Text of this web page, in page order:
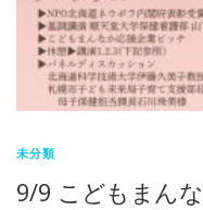
未分類
9/9 こどもまん